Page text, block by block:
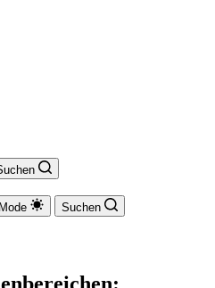
Suchen